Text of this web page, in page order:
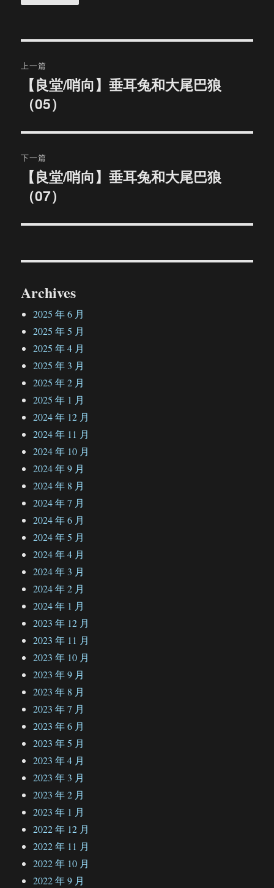
章
导
航
上一篇
篇
章：
【良堂/哨向】垂耳兔和大尾巴狼
（05）
下一篇
篇
章：
【良堂/哨向】垂耳兔和大尾巴狼
（07）
Archives
2025 年 6 月
2025 年 5 月
2025 年 4 月
2025 年 3 月
2025 年 2 月
2025 年 1 月
2024 年 12 月
2024 年 11 月
2024 年 10 月
2024 年 9 月
2024 年 8 月
2024 年 7 月
2024 年 6 月
2024 年 5 月
2024 年 4 月
2024 年 3 月
2024 年 2 月
2024 年 1 月
2023 年 12 月
2023 年 11 月
2023 年 10 月
2023 年 9 月
2023 年 8 月
2023 年 7 月
2023 年 6 月
2023 年 5 月
2023 年 4 月
2023 年 3 月
2023 年 2 月
2023 年 1 月
2022 年 12 月
2022 年 11 月
2022 年 10 月
2022 年 9 月